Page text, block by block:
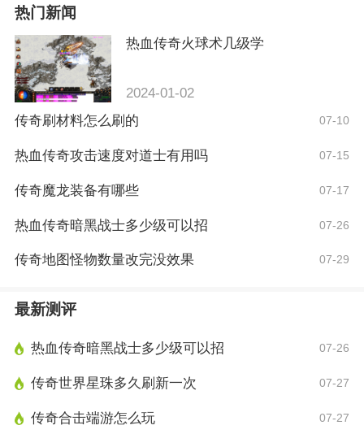
热门新闻
热血传奇火球术几级学
2024-01-02
传奇刷材料怎么刷的
07-10
热血传奇攻击速度对道士有用吗 07-15
传奇魔龙装备有哪些 07-17
热血传奇暗黑战士多少级可以招 07-26
传奇地图怪物数量改完没效果 07-29
最新测评
热血传奇暗黑战士多少级可以招 07-26
传奇世界星珠多久刷新一次 07-27
传奇合击端游怎么玩 07-27